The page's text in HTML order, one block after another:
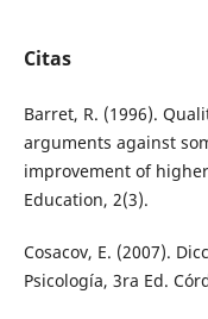
Citas
Barret, R. (1996).
arguments against
improvement of
Education, 2(3).
Cosacov, E. (2007).
Psicología, 3ra Ed.